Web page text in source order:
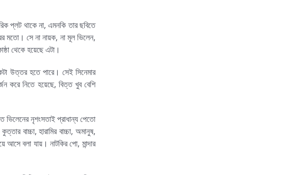
প্লট থাকে না, এমনকি তার ছবিতে
মতো। সে না নায়ক, না মূল ভিলেন,
থেকে হয়েছে এটা।
উত্তর হতে পারে। সেই সিনেমার
নিতে হয়েছে, বিত্ত খুব বেশি
ভিলেনের নৃশংসতাই প্রাধান্য পেতো
বাচ্চা, হারামির বাচ্চা, অমানুষ,
আসে বলা যায়। নাটকির পো, মান্দার